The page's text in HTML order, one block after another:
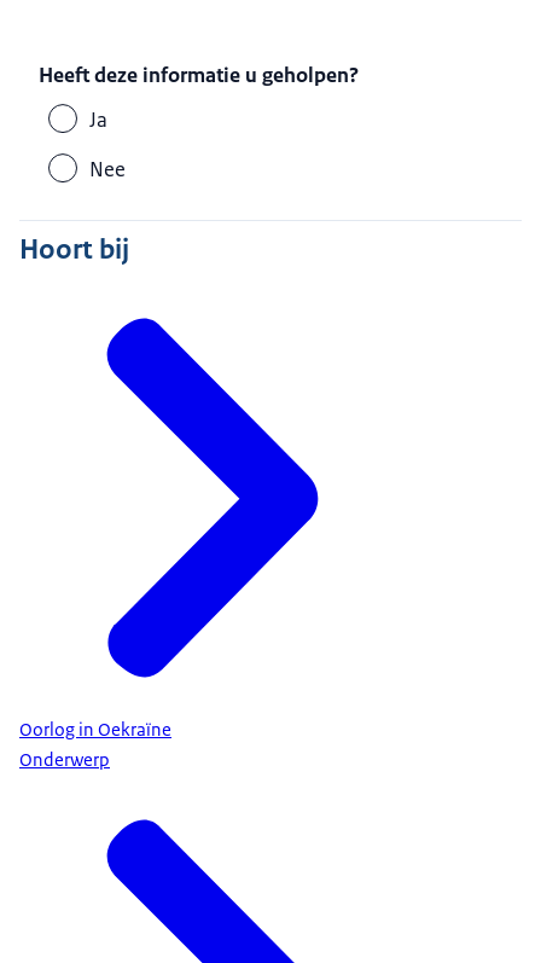
Heeft deze informatie u geholpen?
Ja
Nee
Hoort bij
Oorlog in Oekraïne
Onderwerp